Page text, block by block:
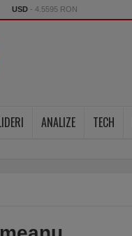
USD - 4.5595 RON
ANALIZE TECH